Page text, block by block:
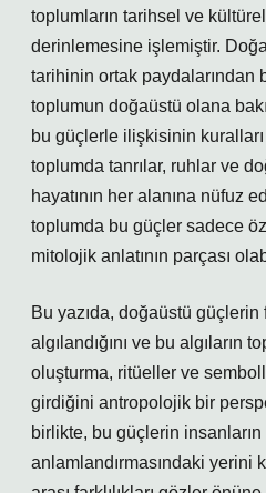
toplumların tarihsel ve
derinlemesine işlemiştir.
tarihinin ortak paydalarından
toplumun doğaüstü olana
bu güçlerle ilişkisinin
toplumda tanrılar, ruhlar ve
hayatının her alanına nüfuz
toplumda bu güçler sadece
mitolojik anlatının parçası
Bu yazıda, doğaüstü güçlerin
algılandığını ve bu algıların
oluşturma, ritüeller ve
girdiğini antropolojik bir
birlikte, bu güçlerin insanların
anlamlandırmasındaki yerini